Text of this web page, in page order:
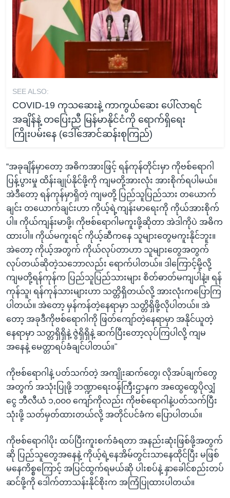
SEE ALSO:
COVID-19 ကုသဆေးနဲ့ ကာကွယ်ဆေး ပေါ်လာရင်
အချိန်နဲ့ တပြေးညီ မြန်မာနိုင်ငံကို ရောက်ရှိရေး
ကြိုးပမ်းနေ (ဒေါ်အောင်ဆန်းစုကြည်)
“အခုချိန်မှာတော့ အဓိကအားဖြင့် ရန်ကုန်တိုင်းမှာ ကိုဗစ်ရောဂါ
ပြန့်ပွားမှု ထိန်းချုပ်နိုင်ဖို့ကို ကျမတို့အားလုံး အားစိုက်ရပါမယ်။
အဲဒီတော့ ရန်ကုန်မှာရှိတဲ့ ကျမတို့ ပြည်သူပြည်သား တယောက်
ချင်း တယောက်ချင်းဟာ ကိုယ့်ရဲ့ကျန်းမာရေးကို ကိုယ်အားစိုက်
ပါ။ ကိုယ်ကျန်းမာဖို့၊ ကိုဗစ်ရောဂါမကူးဖို့ဆိုတာ အဲဒါကိုပဲ အဓိက
ထားပါ။ ကိုယ်မကူးရင် ကိုယ့်ဆီကနေ သူများတွေမကူးနိုင်ဘူး။
အဲတော့ ကိုယ့်အတွက် ကိုယ်လုပ်တာဟာ သူများတွေအတွက်
လုပ်တယ်ဆိုတဲ့သဘောလည်း ရောက်ပါတယ်။ ဒါကြောင့်မို့လို့
ကျမတို့ရန်ကုန်က ပြည်သူပြည်သားများ စိတ်ဓာတ်မကျပါနဲ့။ ရန်
ကုန်သူ၊ ရန်ကုန်သားများဟာ သတ္တိရှိတယ်လို့ အားလုံးကပြောကြ
ပါတယ်။ အဲတော့ မှန်ကန်တဲ့နေရာမှာ သတ္တိရှိဖို့လိုပါတယ်။ အဲ
တော့ အခုဒီကိုဗစ်ရောဂါကို ဖြတ်ကျော်တဲ့နေရာမှာ အနိုင်ယူတဲ့
နေရာမှာ သတ္တရှိရှိနဲ့ ဇွဲရှိရှိနဲ့ ဆက်ပြီးတော့လုပ်ကြပါလို့ ကျမ
အနေနဲ့ မေတ္တာရပ်ခံချင်ပါတယ်။"
ကိုဗစ်ရောဂါနဲ့ ပတ်သက်တဲ့ အကျိုးဆက်တွေ၊ လိုအပ်ချက်တွေ
အတွက် အသုံးပြုဖို့ ဘဏ္ဍာရေးဝန်ကြီးဌာနက အထွေထွေပိုလျှံ
ငွေ ဘီလီယံ ၁,၀၀၀ ကျော်ကိုလည်း ကိုဗစ်ရောဂါနဲ့ပတ်သက်ပြီး
သုံးဖို့ သတ်မှတ်ထားတယ်လို့ အတိုင်ပင်ခံက ပြောပါတယ်။
ကိုဗစ်ရောဂါပိုး ထပ်ပြီးကူးစက်ခံရတာ အနည်းဆုံးဖြစ်ဖို့အတွက်
ဆို ပြည်သူတွေအနေနဲ့ ကိုယ့်ရဲ့နေအိမ်တွင်းသာနေထိုင်ပြီး မဖြစ်
မနေကိစ္စကြောင့် အပြင်ထွက်ရမယ်ဆို ပါးစပ်နဲ့ နှာခေါင်စည်းတပ်
ဆင်ဖို့ကို ဒေါက်တာသန်းနိုင်စိုးက အကြံပြုထားပါတယ်။